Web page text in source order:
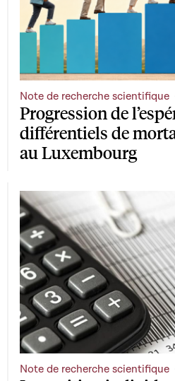
Progression de
différentiels de
au Luxembourg
Note de recherche scientifique
Note de recherche scientifique